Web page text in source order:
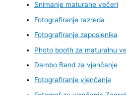
Snimanje maturane večeri
Fotografiranje razreda
Fotografiranje zaposlenika
Photo booth za maturalnu
Dambo Band za vjenčanje
Fotografiranje vjenčanja